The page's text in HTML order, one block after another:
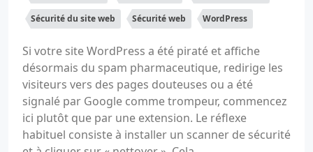
Sécurité du site web Sécurité web WordPress
Si votre site WordPress a été piraté et affiche
désormais du spam pharmaceutique, redirige les
visiteurs vers des pages douteuses ou a été
signalé par Google comme trompeur, commencez
ici plutôt que par une extension. Le réflexe
habituel consiste à installer un scanner de sécurité